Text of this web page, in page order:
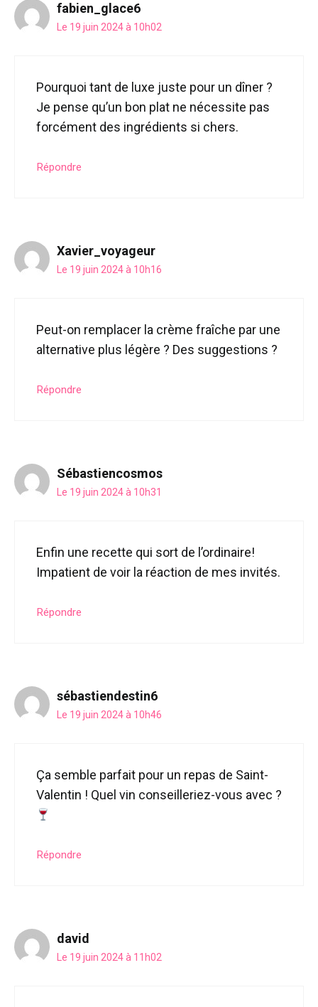
fabien_glace6
Le 19 juin 2024 à 10h02
Pourquoi tant de luxe juste pour un dîner ?
Je pense qu’un bon plat ne nécessite pas
forcément des ingrédients si chers.
Répondre
Xavier_voyageur
Le 19 juin 2024 à 10h16
Peut-on remplacer la crème fraîche par une
alternative plus légère ? Des suggestions ?
Répondre
Sébastiencosmos
Le 19 juin 2024 à 10h31
Enfin une recette qui sort de l’ordinaire!
Impatient de voir la réaction de mes invités.
Répondre
sébastiendestin6
Le 19 juin 2024 à 10h46
Ça semble parfait pour un repas de Saint-
Valentin ! Quel vin conseilleriez-vous avec ?
Répondre
david
Le 19 juin 2024 à 11h02